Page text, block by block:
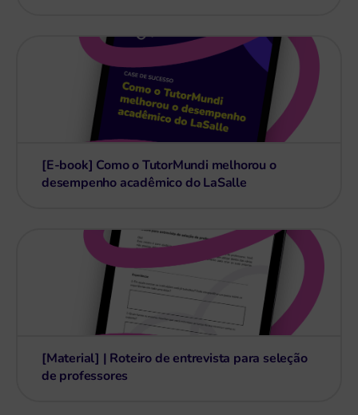
[E-book] Como o TutorMundi melhorou o
desempenho acadêmico do LaSalle
[Material] | Roteiro de entrevista para seleção
de professores